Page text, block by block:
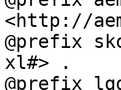
<http://
@prefix
xl#> .
@prefix